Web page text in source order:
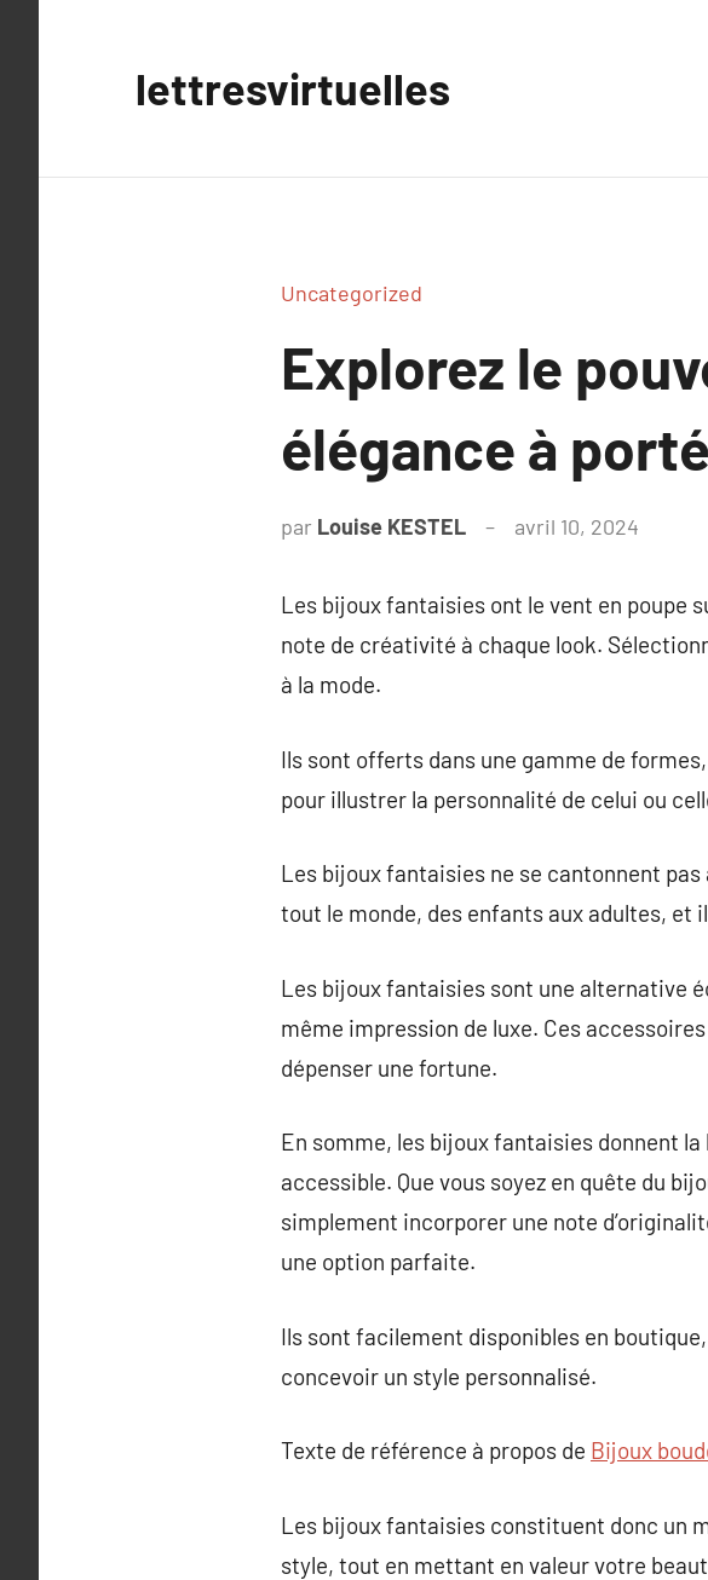
lettresvirtuelles
Uncategorized
Explorez le
élégance à
par Louise KESTEL avril 10, 2024
Les bijoux fantaisies ont le vent en poupe
note de créativité à chaque look.
à la mode.
Ils sont offerts dans une gamme de
pour illustrer la personnalité de celui ou
Les bijoux fantaisies ne se cantonnent
tout le monde, des enfants aux adultes, et
Les bijoux fantaisies sont une alternative
même impression de luxe. Ces
dépenser une fortune.
En somme, les bijoux fantaisies donnent
accessible. Que vous soyez en quête du
simplement incorporer une note
une option parfaite.
Ils sont facilement disponibles en
concevoir un style personnalisé.
Texte de référence à propos de Bijoux
Les bijoux fantaisies constituent donc un
style, tout en mettant en valeur votre